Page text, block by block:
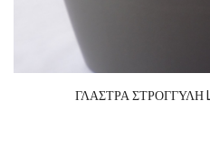
ΓΛΑΣΤΡΑ ΣΤΡΟΓΓΥΛΗ